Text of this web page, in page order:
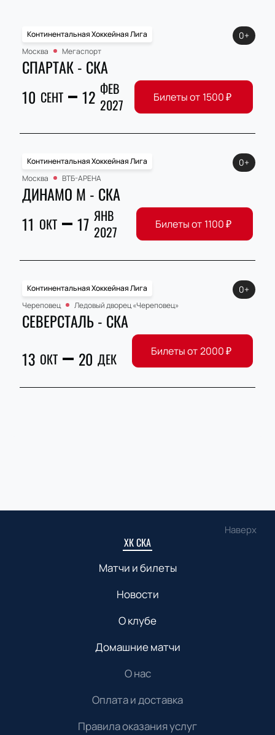
Континентальная Хоккейная Лига
Москва
Мегаспорт
СПАРТАК - СКА
10 СЕНТ 12 ФЕВ
2027
0+
Билеты от 1500₽
Континентальная Хоккейная Лига
Москва
ВТБ-АРЕНА
ДИНАМО М - СКА
11 ОКТ 17 ЯНВ
2027
0+
Билеты от 1100₽
Континентальная Хоккейная Лига
Череповец
Ледовый дворец «Череповец»
СЕВЕРСТАЛЬ - СКА
13 ОКТ 20 ДЕК
0+
Билеты от2000₽
Наверх
ХК СКА
Матчи и билеты
Новости
О клубе
Домашние матчи
О нас
Оплата и доставка
Правила оказания услуг